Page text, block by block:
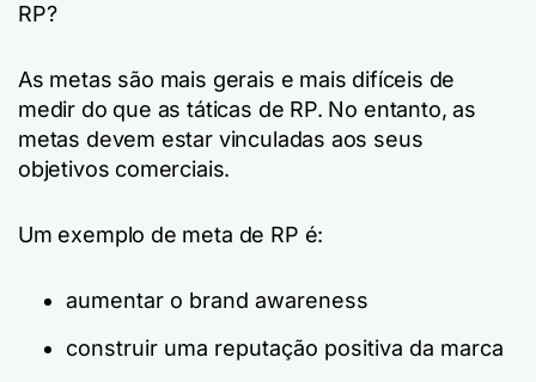
RP?
As metas são mais gerais e mais difíceis de
medir do que as táticas de RP. No entanto, as
metas devem estar vinculadas aos seus
objetivos comerciais.
Um exemplo de meta de RP é:
aumentar o brand awareness
construir uma reputação positiva da marca